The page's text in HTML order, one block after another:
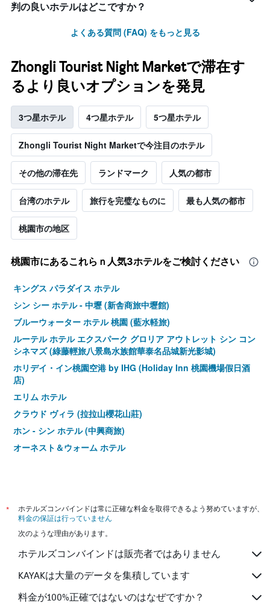
判の良いホテルはどこですか？
よくある質問 (FAQ) をもっと見る
Zhongli Tourist Night Marketで滞在す
るより良いオプションを発見
3つ星ホテル 4つ星ホテル 5つ星ホテル
Zhongli Tourist Night Marketで今注目のホテル
その他の滞在先 ランドマーク 人気の都市
台湾のホテル 旅行を完璧なものに 最も人気の都市
桃園市の地区
桃園市​にあるこれらｎ人気3ホテルをご検討ください
キングス パラダイス ホテル
シン シー ホテル - 中壢 (新舎商旅中壢館)
ブルーウォーター ホテル 桃園 (藍水軽旅)
ルーテル ホテル エクスパーク グロリア アウトレット シン コン
シネマズ (綠藤輕旅八景島水族館華泰名品城新光影城)
ホリデイ・イン桃園空港 by IHG (Holiday Inn 桃園機場假日酒
店)
エリム ホテル
クラウド ヴィラ (拉拉山櫻花山莊)
ホン - シン ホテル (中興商旅)
オーネスト＆ウォーム ホテル
イーホーム ホテル (怡和飯店)
チュンリ ビジネス ホテル
ロータス ユアン ビジネス ホテル (蓮園商務旅館)
リハン ホテル
ホリデイ イン エクスプレス タオユェン
*
ホテルズコンバインドは常に正確な料金を取得できるよう努めていますが、
料金の保証は行っていません
次のような理由があります。
ホテルズコンバインドは販売者ではありません
KAYAKは大量のデータを集積しています
料金が100%正確ではないのはなぜですか？